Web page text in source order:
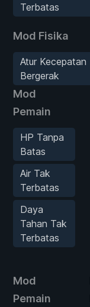
Terbatas
Mod Fisika
Atur Kecepatan
Bergerak
Mod
Pemain
HP Tanpa
Batas
Air Tak
Terbatas
Daya
Tahan Tak
Terbatas
Mod
Pemain